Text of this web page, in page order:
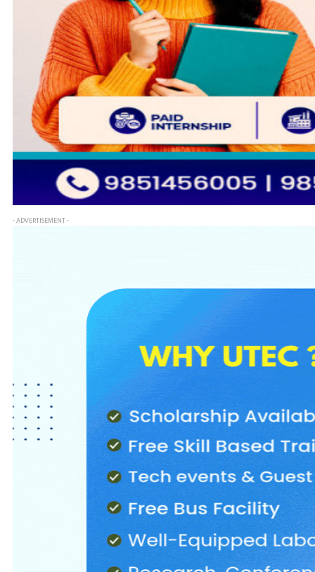
- ADVERTISEMENT -